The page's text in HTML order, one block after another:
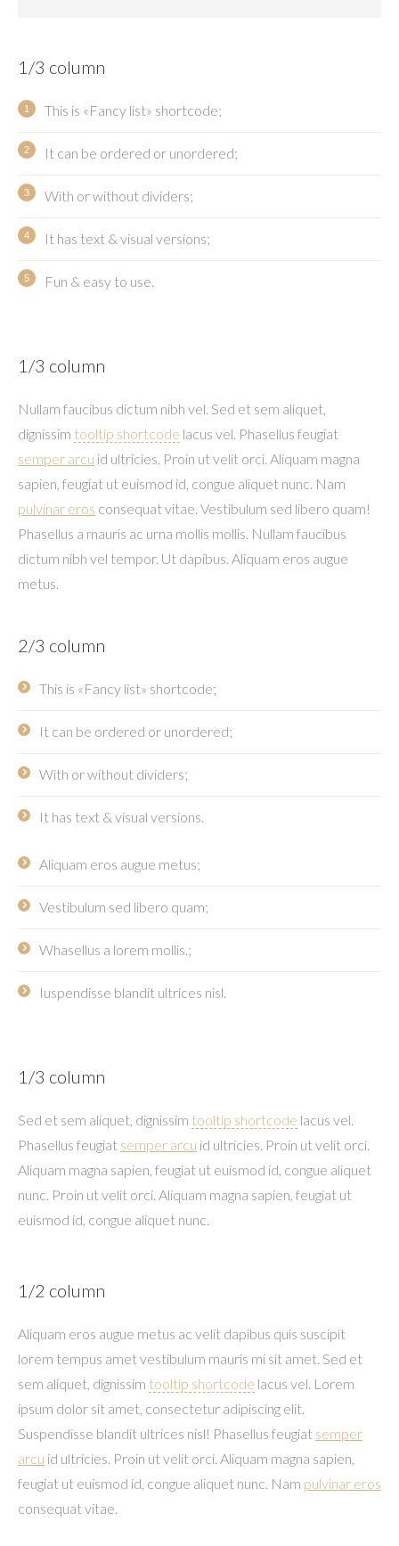
1/3 column
This is «Fancy list» shortcode;
It can be ordered or unordered;
With or without dividers;
It has text & visual versions;
Fun & easy to use.
1/3 column
Nullam faucibus dictum nibh vel. Sed et sem aliquet,
dignissim tooltip shortcode lacus vel. Phasellus feugiat
semper arcu id ultricies. Proin ut velit orci. Aliquam magna
sapien, feugiat ut euismod id, congue aliquet nunc. Nam
pulvinar eros consequat vitae. Vestibulum sed libero quam!
Phasellus a mauris ac urna mollis mollis. Nullam faucibus
dictum nibh vel tempor. Ut dapibus. Aliquam eros augue
metus.
2/3 column
This is «Fancy list» shortcode;
It can be ordered or unordered;
With or without dividers;
It has text & visual versions.
Aliquam eros augue metus;
Vestibulum sed libero quam;
Whasellus a lorem mollis.;
Iuspendisse blandit ultrices nisl.
1/3 column
Sed et sem aliquet, dignissim tooltip shortcode lacus vel.
Phasellus feugiat semper arcu id ultricies. Proin ut velit orci.
Aliquam magna sapien, feugiat ut euismod id, congue aliquet
nunc. Proin ut velit orci. Aliquam magna sapien, feugiat ut
euismod id, congue aliquet nunc.
1/2 column
Aliquam eros augue metus ac velit dapibus quis suscipit
lorem tempus amet vestibulum mauris mi sit amet. Sed et
sem aliquet, dignissim tooltip shortcode lacus vel. Lorem
ipsum dolor sit amet, consectetur adipiscing elit.
Suspendisse blandit ultrices nisl! Phasellus feugiat semper
arcu id ultricies. Proin ut velit orci. Aliquam magna sapien,
feugiat ut euismod id, congue aliquet nunc. Nam pulvinar eros
consequat vitae.